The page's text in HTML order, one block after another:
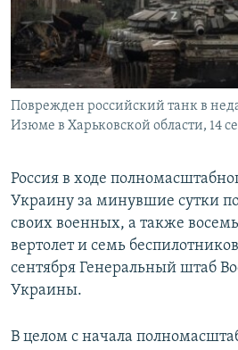
ПОБЕДИТЕЛЕЙ НЕ СУДЯТ?
КРЫМ.НЕПОКОРЕННЫЙ
ELIFBE
УКРАИНСКАЯ ПРОБЛЕМА КРЫМА
ПРИСОЕДИНЯЙТЕСЬ!
Все сайты RFE/RL
Поврежден российский танк в
Изюме в Харьковской области, 14
Россия в ходе
Украину за минувшие сутки
своих военных, а также
вертолет и семь
сентября Генеральный штаб
Украины.
В целом с начала